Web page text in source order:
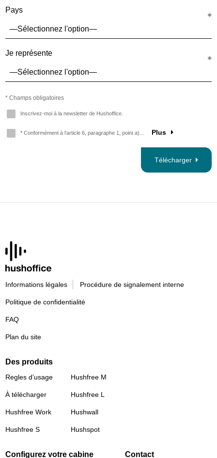
Pays
Je représente
* Champs obligatoires
Inscrivez-moi à la newsletter de Hushoffice.
* Conformément à l’article 6, paragraphe 1, point a)... Plus
Télécharger
Informations légales Procédure de signalement interne
Politique de confidentialité
FAQ
Plan du site
Des produits
Regles d’usage
À télécharger
Hushfree Work
Hushfree S
Hushfree M
Hushfree L
Hushwall
Hushspot
Configurez votre cabine Contact